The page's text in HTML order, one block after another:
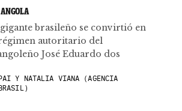
brasileño se convirtió en
autoritario del
José Eduardo dos
Y NATALIA VIANA (AGENCIA